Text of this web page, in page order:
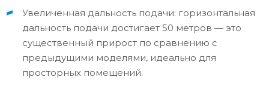
Увеличенная дальность подачи: горизонтальная
дальность подачи достигает 50 метров — это
существенный прирост по сравнению с
предыдущими моделями, идеально для
просторных помещений.